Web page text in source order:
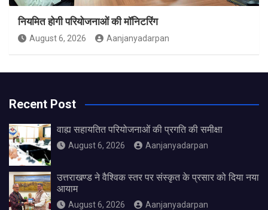
नियमित होगी परियोजनाओं की मॉनिटरिंग
August 6, 2026 Aanjanyadarpan
Recent Post
वाह्य सहायतित परियोजनाओं की प्रगति की समीक्षा
August 6, 2026 Aanjanyadarpan
उत्तराखण्ड ने वैश्विक स्तर पर संस्कृत के प्रसार को दिया नया
आयाम
August 6, 2026 Aanjanyadarpan